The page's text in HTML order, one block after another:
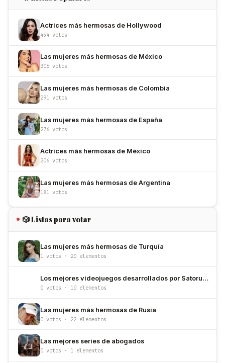
Actrices más hermosas de Hollywood
454 votos
Las mujeres más hermosas de México
306 votos
Las mujeres más hermosas de Colombia
291 votos
Las mujeres más hermosas de España
276 votos
Actrices más hermosas de México
206 votos
Las mujeres más hermosas de Argentina
181 votos
🎲 Listas para votar
Las mujeres más hermosas de Turquía
1 votos · 20 elementos
Los mejores videojuegos desarrollados por Satoru Iwata
0 votos · 10 elementos
Las mujeres más hermosas de Rusia
0 votos · 22 elementos
Las mejores series de abogados
0 votos · 1 elementos